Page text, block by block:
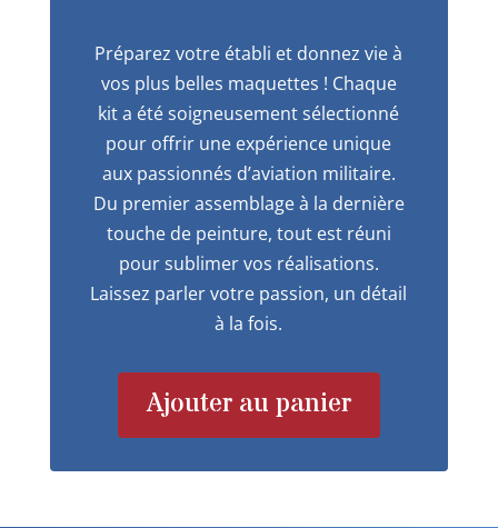
Préparez votre établi et donnez vie à
vos plus belles maquettes ! Chaque
kit a été soigneusement sélectionné
pour offrir une expérience unique
aux passionnés d’aviation militaire.
Du premier assemblage à la dernière
touche de peinture, tout est réuni
pour sublimer vos réalisations.
Laissez parler votre passion, un détail
à la fois.
Ajouter au panier